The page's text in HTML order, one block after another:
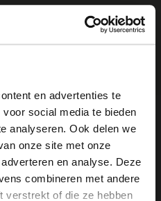
en advertenties te
social media te bieden
analyseren. Ook delen we
onze site met onze
en analyse. Deze
combineren met andere
verstrekt of die ze hebben
aus Leder der
×
in English?
isn't Dutch. Would